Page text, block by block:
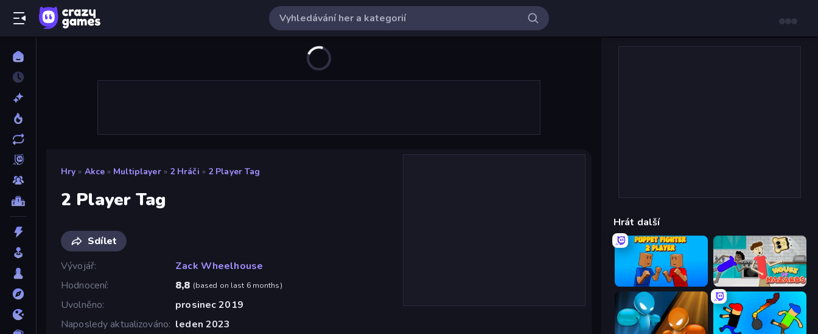
Hry » Akce » Multiplayer » 2 Hráči » 2 Player Tag
2 Player Tag
Sdílet
Vývojář
Zack Wheelhouse
Hodnocení
8,8 (based on last 6 months)
Uvolněno
prosinec 2019
Naposledy aktualizováno leden 2023
Hrát další
Puppet Fighter 2 Player House of Hazards